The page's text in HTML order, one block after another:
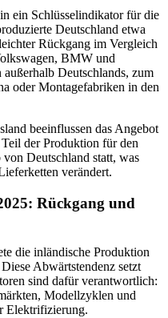
ein Schlüsselindikator für die
Deutschland etwa
Rückgang im Vergleich
BMW und
Deutschlands, zum
oder Montagefabriken in den
beeinflussen das Angebot
der Produktion für den
Deutschland statt, was
verändert.
Rückgang und
die inländische Produktion
Abwärtstendenz setzt
sind dafür verantwortlich:
Modellzyklen und
Elektrifizierung.